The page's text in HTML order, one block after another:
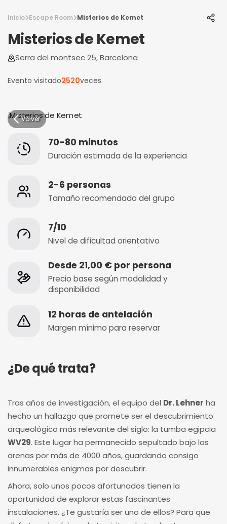
Inicio Escape Room Misterios de Kemet
Misterios de Kemet
Serra del montsec 25, Barcelona
Evento visitado2520veces
Volver
70-80 minutos
Duración estimada de la experiencia
2-6 personas
Tamaño recomendado del grupo
7/10
Nivel de dificultad orientativo
Desde 21,00 € por persona
Precio base según modalidad y
disponibilidad
12 horas de antelación
Margen mínimo para reservar
¿De qué trata?
Tras años de investigación, el equipo del Dr. Lehner ha
hecho un hallazgo que promete ser el descubrimiento
arqueológico más relevante del siglo: la tumba egipcia
WV29. Este lugar ha permanecido sepultado bajo las
arenas por más de 4000 años, guardando consigo
innumerables enigmas por descubrir.
Ahora, solo unos pocos afortunados tienen la
oportunidad de explorar estas fascinantes
instalaciones. ¿Te gustaría ser uno de ellos? Para que